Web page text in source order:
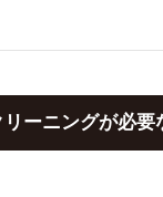
ーニングが必要